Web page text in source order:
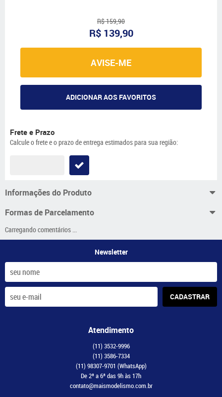
R$ 159,90
R$ 139,90
AVISE-ME
ADICIONAR AOS FAVORITOS
Frete e Prazo
Calcule o frete e o prazo de entrega estimados para sua região:
Informações do Produto
Formas de Parcelamento
Carregando comentários ...
Newsletter
CADASTRAR
Atendimento
(11) 3532-9996
(11) 3586-7334
(11) 98307-9701 (WhatsApp)
De 2ª a 6ª das 9h às 17h
contato@maismodelismo.com.br